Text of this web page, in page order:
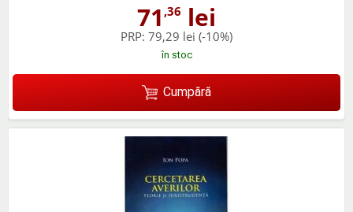
71 ,36 lei
PRP: 79,29 lei (-10%)
în stoc
Cumpără